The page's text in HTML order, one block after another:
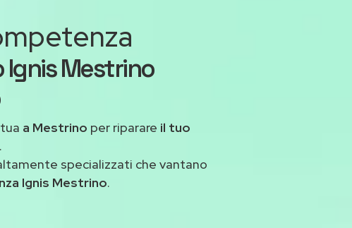
Mestrino
a Mestrino per riparare il tuo
.
specializzati che vantano
Ignis Mestrino.